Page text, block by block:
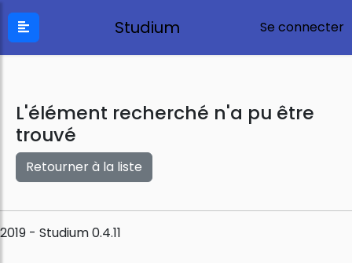
Studium Se connecter
L'élément recherché n'a pu être
trouvé
Retourner à la liste
2019 - Studium 0.4.11